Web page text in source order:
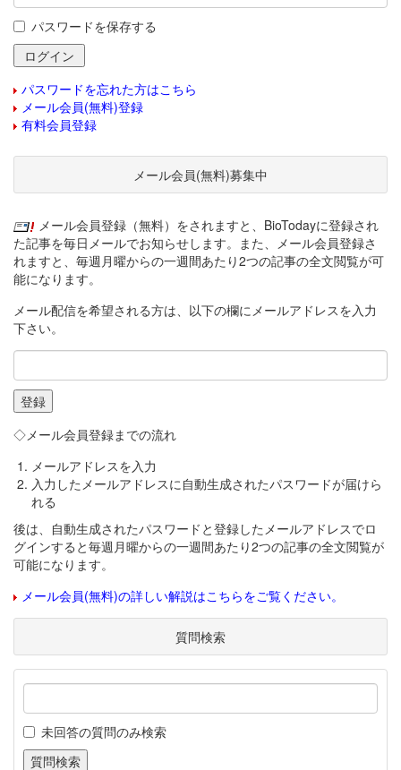
パスワードを保存する
パスワードを忘れた方はこちら
メール会員(無料)登録
有料会員登録
メール会員(無料)募集中
メール会員登録（無料）をされますと、BioTodayに登録され
た記事を毎日メールでお知らせします。また、メール会員登録さ
れますと、毎週月曜からの一週間あたり2つの記事の全文閲覧が可
能になります。
メール配信を希望される方は、以下の欄にメールアドレスを入力
下さい。
◇メール会員登録までの流れ
メールアドレスを入力
入力したメールアドレスに自動生成されたパスワードが届けら
れる
後は、自動生成されたパスワードと登録したメールアドレスでロ
グインすると毎週月曜からの一週間あたり2つの記事の全文閲覧が
可能になります。
メール会員(無料)の詳しい解説はこちらをご覧ください。
質問検索
未回答の質問のみ検索